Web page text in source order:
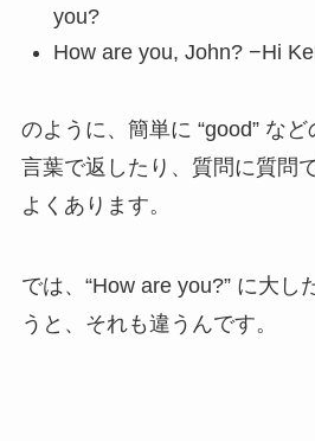
you?
How are you, John? −Hi
のように、簡単に “good” な
言葉で返したり、質問に質問
よくあります。
では、“How are you?” に大し
うと、それも違うんです。